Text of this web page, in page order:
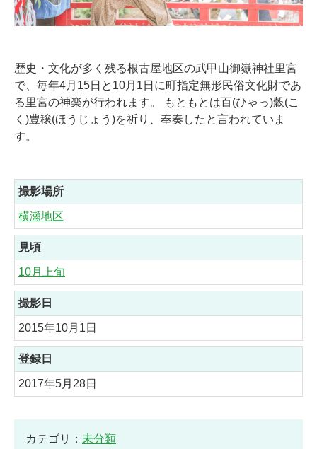
歴史・文化が多く残る根古屋地区の武甲山御嶽神社里宮
で、毎年4月15日と10月1日に町指定無形民俗文化財であ
る里宮の神楽が行われます。 もともとは百(ひゃっ)穀(こ
く)豊穣(ほうじょう)を祈り、奉奏したと言われていま
す。
撮影場所
横瀬地区
見頃
10月上旬
撮影日
2015年10月1日
登録日
2017年5月28日
カテゴリ： 未分類